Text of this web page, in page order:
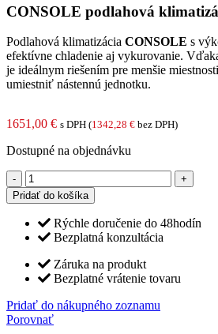
CONSOLE podlahová
Podlahová klimatizácia CONSOLE s
efektívne chladenie aj vykurovanie.
je ideálnym riešením pre menšie
umiestniť nástennú jednotku.
1651,00 € s DPH (1342,28 € bez DPH)
Dostupné na objednávku
množstvo
CONSOLE
podlahová
klimatizácia
2,5
(biela)
Pridať do košíka
Rýchle doručenie do 48hodín
Bezplatná konzultácia
Záruka na produkt
Bezplatné vrátenie tovaru
Pridať do nákupného zoznamu
Porovnať